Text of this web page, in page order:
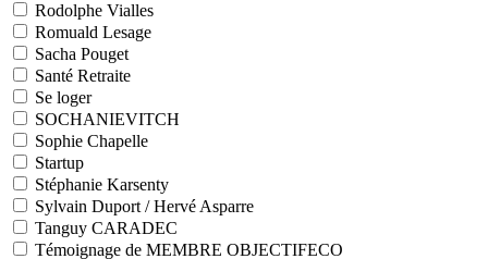
Rodolphe Vialles
Romuald Lesage
Sacha Pouget
Santé Retraite
Se loger
SOCHANIEVITCH
Sophie Chapelle
Startup
Stéphanie Karsenty
Sylvain Duport / Hervé Asparre
Tanguy CARADEC
Témoignage de MEMBRE OBJECTIFECO